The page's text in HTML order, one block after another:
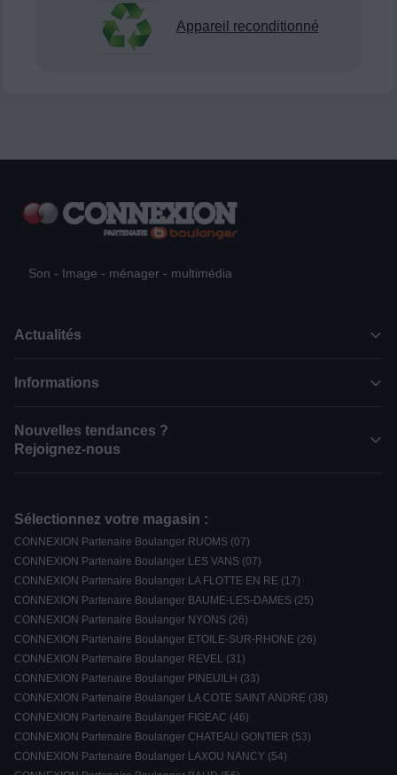
Appareil reconditionné
Son - Image - ménager - multimédia
Actualités
Informations
Nouvelles tendances ?
Rejoignez-nous
Sélectionnez votre magasin :
CONNEXION Partenaire Boulanger RUOMS (07)
CONNEXION Partenaire Boulanger LES VANS (07)
CONNEXION Partenaire Boulanger LA FLOTTE EN RE (17)
CONNEXION Partenaire Boulanger BAUME-LES-DAMES (25)
CONNEXION Partenaire Boulanger NYONS (26)
CONNEXION Partenaire Boulanger ETOILE-SUR-RHONE (26)
CONNEXION Partenaire Boulanger REVEL (31)
CONNEXION Partenaire Boulanger PINEUILH (33)
CONNEXION Partenaire Boulanger LA COTE SAINT ANDRE (38)
CONNEXION Partenaire Boulanger FIGEAC (46)
CONNEXION Partenaire Boulanger CHATEAU GONTIER (53)
CONNEXION Partenaire Boulanger LAXOU NANCY (54)